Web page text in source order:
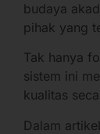
budaya
pihak yang
Tak hanya
sistem ini
kualitas
Dalam